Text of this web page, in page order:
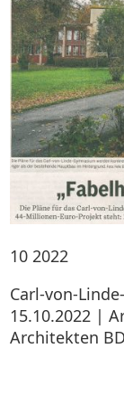
10 2022
Carl-von-
15.10.2022 |
Architekten